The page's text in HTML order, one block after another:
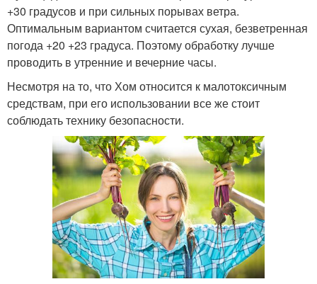
+30 градусов и при сильных порывах ветра.
Оптимальным вариантом считается сухая, безветренная
погода +20 +23 градуса. Поэтому обработку лучше
проводить в утренние и вечерние часы.
Несмотря на то, что Хом относится к малотоксичным
средствам, при его использовании все же стоит
соблюдать технику безопасности.